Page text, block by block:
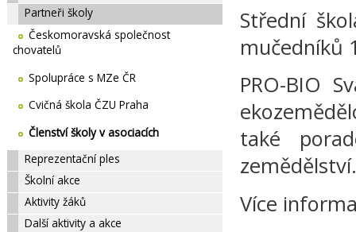
Partneři školy
Českomoravská společnost
chovatelů
Spolupráce s MZe ČR
Cvičná škola ČZU Praha
Členství školy v asociacích
Reprezentační ples
Školní akce
Aktivity žáků
Další aktivity a akce
Střední
mučedníků
PRO-BIO
také
zemědělství.
Více